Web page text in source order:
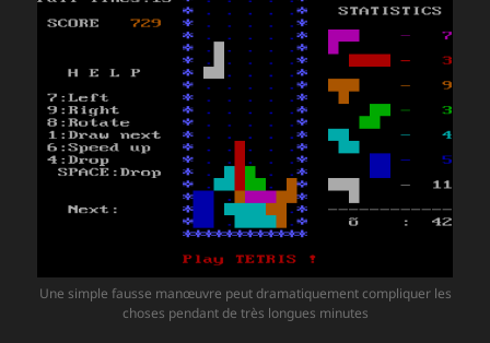
Une simple fausse manœuvre peut dramatiquement compliquer les
choses pendant de très longues minutes